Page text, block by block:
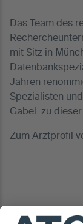
Das Team des
mit Sitz in
Jahren
Spezialisten
Gabel zu
Zum Arztprofil